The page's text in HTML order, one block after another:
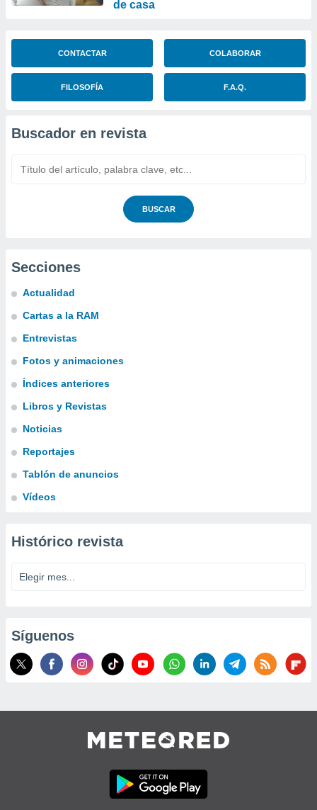
de casa
CONTACTAR COLABORAR
FILOSOFÍA F.A.Q.
Buscador en revista
BUSCAR
Secciones
Actualidad
Cartas a la RAM
Entrevistas
Fotos y animaciones
Índices anteriores
Libros y Revistas
Noticias
Reportajes
Tablón de anuncios
Vídeos
Histórico revista
Síguenos